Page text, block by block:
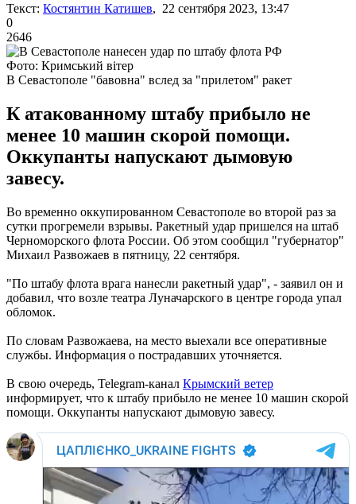
Текст: Костянтин Катишев, 22 сентября 2023, 13:47
0
2646
Фото: Кримський вітер
В Севастополе "бавовна" вслед за "прилетом" ракет
К атакованному штабу прибыло не
менее 10 машин скорой помощи.
Оккупанты напускают дымовую
завесу.
Во временно оккупированном Севастополе во второй раз за
сутки прогремели взрывы. Ракетный удар пришелся на штаб
Черноморского флота России. Об этом сообщил "губернатор"
Михаил Развожаев в пятницу, 22 сентября.
"По штабу флота врага нанесли ракетный удар", - заявил он и
добавил, что возле театра Луначарского в центре города упал
обломок.
По словам Развожаева, на место выехали все оперативные
службы. Информация о пострадавших уточняется.
В свою очередь, Telegram-канал Крымский ветер
информирует, что к штабу прибыло не менее 10 машин скорой
помощи. Оккупанты напускают дымовую завесу.